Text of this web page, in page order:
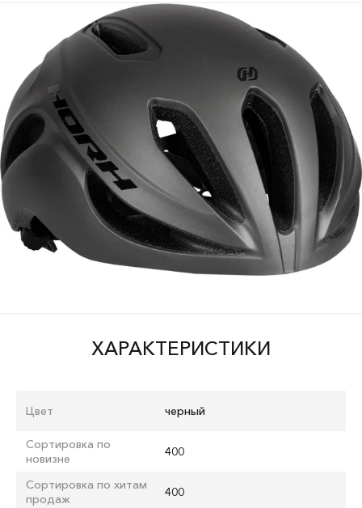
ХАРАКТЕРИСТИКИ
Цвет черный
Сортировка по
новизне
400
Сортировка по хитам
продаж
400